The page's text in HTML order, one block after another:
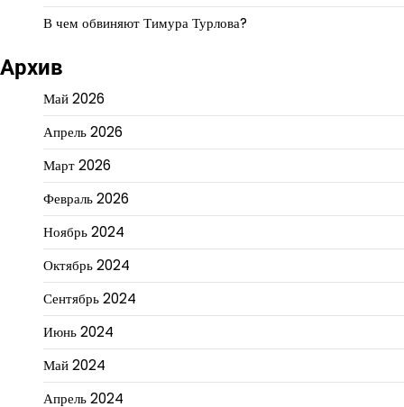
В чем обвиняют Тимура Турлова?
Архив
Май 2026
Апрель 2026
Март 2026
Февраль 2026
Ноябрь 2024
Октябрь 2024
Сентябрь 2024
Июнь 2024
Май 2024
Апрель 2024